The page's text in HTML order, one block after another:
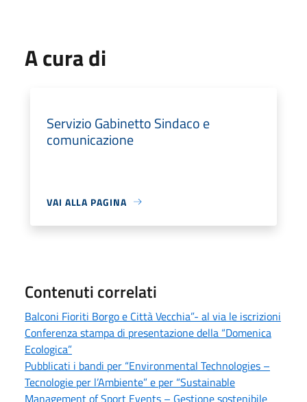
A cura di
Servizio Gabinetto Sindaco e
comunicazione
VAI ALLA PAGINA
Contenuti correlati
Balconi Fioriti Borgo e Città Vecchia”- al via le iscrizioni
Conferenza stampa di presentazione della “Domenica
Ecologica”
Pubblicati i bandi per “Environmental Technologies –
Tecnologie per l’Ambiente” e per “Sustainable
Management of Sport Events – Gestione sostenibile